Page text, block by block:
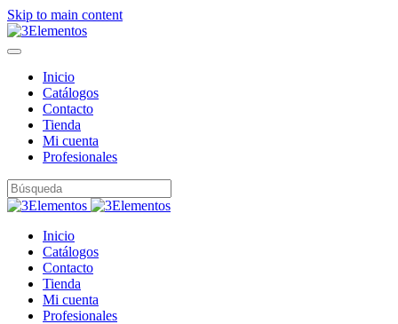
Skip to main content
Inicio
Catálogos
Contacto
Tienda
Mi cuenta
Profesionales
Inicio
Catálogos
Contacto
Tienda
Mi cuenta
Profesionales